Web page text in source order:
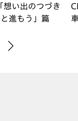
想い出のつづき
進もう」篇